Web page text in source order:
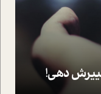
دهي!‏